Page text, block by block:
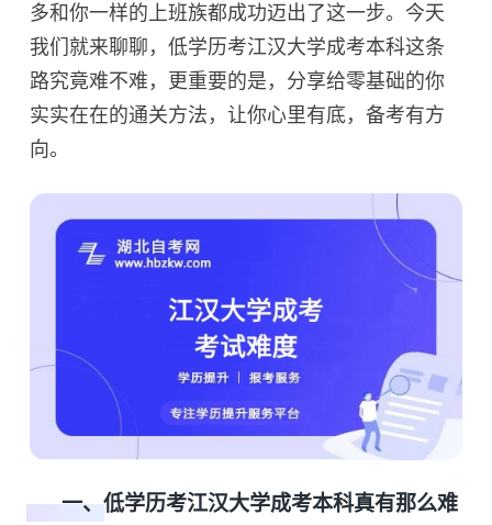
多和你一样的上班族都成功迈出了这一步。今天
我们就来聊聊，低学历考江汉大学成考本科这条
路究竟难不难，更重要的是，分享给零基础的你
实实在在的通关方法，让你心里有底，备考有方
向。
一、低学历考江汉大学成考本科真有那么难